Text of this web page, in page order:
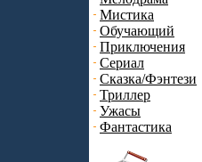
Мистика
Обучающий
Приключения
Сериал
Сказка/Фэнтези
Триллер
Ужасы
Фантастика